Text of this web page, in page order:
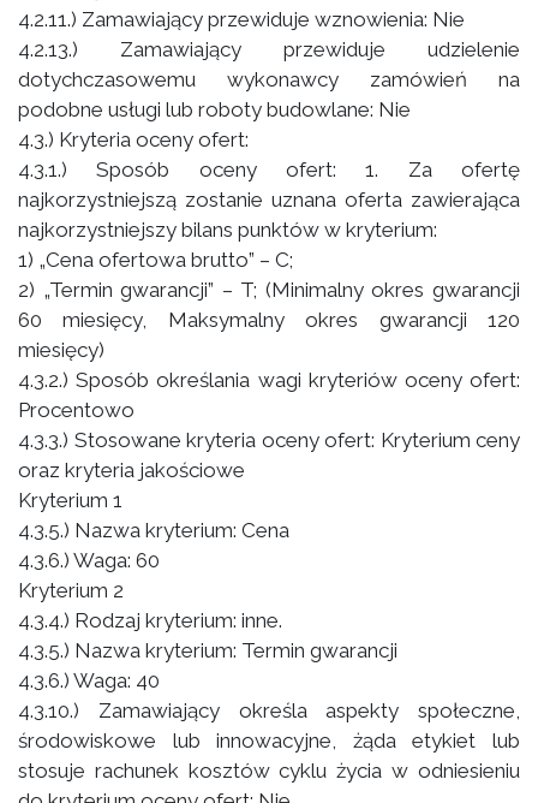
4.2.11.) Zamawiający przewiduje wznowienia: Nie
4.2.13.) Zamawiający przewiduje udzielenie
dotychczasowemu wykonawcy zamówień na
podobne usługi lub roboty budowlane: Nie
4.3.) Kryteria oceny ofert:
4.3.1.) Sposób oceny ofert: 1. Za ofertę
najkorzystniejszą zostanie uznana oferta zawierająca
najkorzystniejszy bilans punktów w kryterium:
1) „Cena ofertowa brutto” – C;
2) „Termin gwarancji” – T; (Minimalny okres gwarancji
60 miesięcy, Maksymalny okres gwarancji 120
miesięcy)
4.3.2.) Sposób określania wagi kryteriów oceny ofert:
Procentowo
4.3.3.) Stosowane kryteria oceny ofert: Kryterium ceny
oraz kryteria jakościowe
Kryterium 1
4.3.5.) Nazwa kryterium: Cena
4.3.6.) Waga: 60
Kryterium 2
4.3.4.) Rodzaj kryterium: inne.
4.3.5.) Nazwa kryterium: Termin gwarancji
4.3.6.) Waga: 40
4.3.10.) Zamawiający określa aspekty społeczne,
środowiskowe lub innowacyjne, żąda etykiet lub
stosuje rachunek kosztów cyklu życia w odniesieniu